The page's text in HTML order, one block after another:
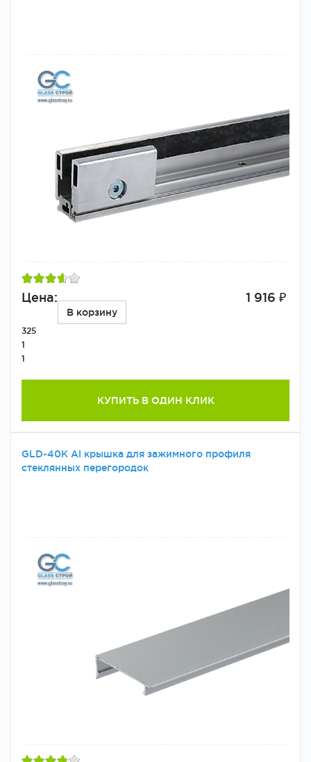
Цена: 1 916 ₽
В корзину
325
1
1
КУПИТЬ В ОДИН КЛИК
GLD-40К Al крышка для зажимного профиля
стеклянных перегородок